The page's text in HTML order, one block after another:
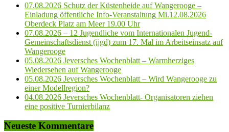
07.08.2026 Schutz der Küstenheide auf Wangerooge –
Einladung öffentliche Info-Veranstaltung Mi.12.08.2026
Oberdeck Platz am Meer 19.00 Uhr
07.08.2026 – 12 Jugendliche vom Internationalen Jugend-
Gemeinschaftsdienst (ijgd) zum 17. Mal im Arbeitseinsatz auf
Wangerooge
05.08.2026 Jeversches Wochenblatt – Warmherziges
Wiedersehen auf Wangerooge
05.08.2026 Jeversches Wochenblatt – Wird Wangerooge zu
einer Modellregion?
04.08.2026 Jeversches Wochenblatt- Organisatoren ziehen
eine positive Turnierbilanz
Neueste Kommentare